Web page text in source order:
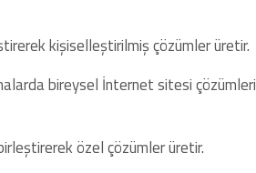
kişiselleştirilmiş çözümler üretir.
bireysel İnternet sitesi çözümleri
özel çözümler üretir.